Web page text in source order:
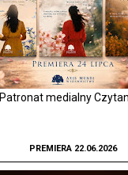
Patronat medialny
PREMIERA 22.06.2026